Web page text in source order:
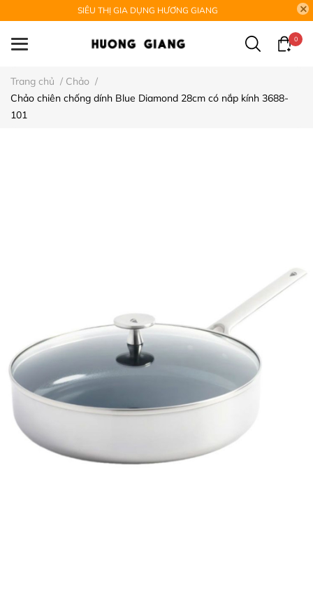
SIÊU THỊ GIA DỤNG HƯƠNG GIANG
0
Trang chủ / Chảo /
Chảo chiên chống dính Blue Diamond 28cm có nắp kính 3688-
101